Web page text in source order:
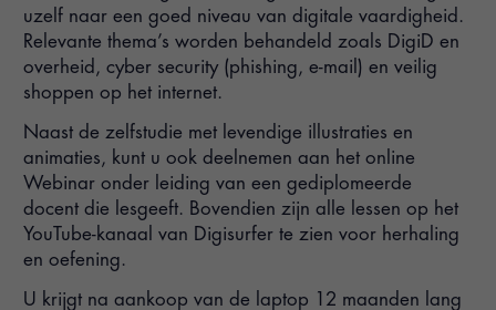
uzelf naar een goed niveau van digitale vaardigheid.
Relevante thema’s worden behandeld zoals DigiD en
overheid, cyber security (phishing, e-mail) en veilig
shoppen op het internet.
Naast de zelfstudie met levendige illustraties en
animaties, kunt u ook deelnemen aan het online
Webinar onder leiding van een gediplomeerde
docent die lesgeeft. Bovendien zijn alle lessen op het
YouTube-kanaal van Digisurfer te zien voor herhaling
en oefening.
U krijgt na aankoop van de laptop 12 maanden lang